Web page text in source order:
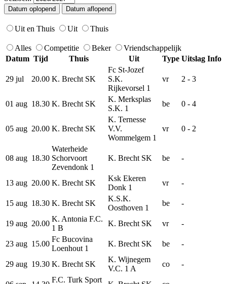
Uit en Thuis Uit Thuis
Alles Competitie Beker
Vriendschappelijk
Datum Tijd Thuis Uit Type Uitslag Info
29 jul 20.00 K. Brecht SK
Fc St-Jozef
S.K.
Rijkevorsel 1
vr 2 - 3
01 aug 18.30 K. Brecht SK
K. Merksplas
S.K. 1
be 0 - 4
05 aug 20.00 K. Brecht SK
K. Ternesse
V.V.
Wommelgem 1
vr 0 - 2
08 aug 18.30
Waterheide
Schorvoort
Zevendonk 1
K. Brecht SK be -
13 aug 20.00 K. Brecht SK
Ksk Ekeren
Donk 1
vr -
15 aug 18.30 K. Brecht SK
K.S.K.
Oosthoven 1
be -
19 aug 20.00
K. Antonia F.C.
1 B
K. Brecht SK vr -
23 aug 15.00
Fc Bucovina
Loenhout 1
K. Brecht SK be -
29 aug 19.30 K. Brecht SK
K. Wijnegem
V.C. 1 A
co -
F.C. Turk Sport